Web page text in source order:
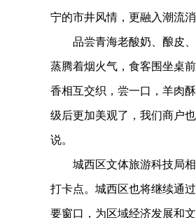
宁的市井风情，更融入潮流
品尝青海老酸奶、酿皮、
蒸腾着烟火气，食客围坐桌
香相互交织，尝一口，羊肉
级后更加美观了，我们商户
说。
城西区文体旅游科技局相
打卡点。城西区也将继续通
要窗口，为区域经济发展和